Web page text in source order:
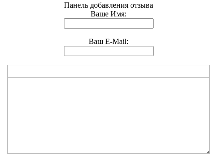
Панель добавления отзыва
Ваше Имя:
Ваш E-Mail: